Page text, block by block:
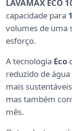
LAVAMAX ECO
capacidade para
volumes de uma
esforço.
A tecnologia Eco
reduzido de
mais
mas também
mês.